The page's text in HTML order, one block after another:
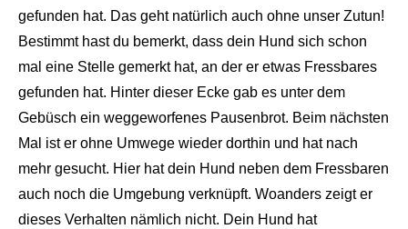
gefunden hat. Das geht natürlich auch ohne unser Zutun!
Bestimmt hast du bemerkt, dass dein Hund sich schon
mal eine Stelle gemerkt hat, an der er etwas Fressbares
gefunden hat. Hinter dieser Ecke gab es unter dem
Gebüsch ein weggeworfenes Pausenbrot. Beim nächsten
Mal ist er ohne Umwege wieder dorthin und hat nach
mehr gesucht. Hier hat dein Hund neben dem Fressbaren
auch noch die Umgebung verknüpft. Woanders zeigt er
dieses Verhalten nämlich nicht. Dein Hund hat